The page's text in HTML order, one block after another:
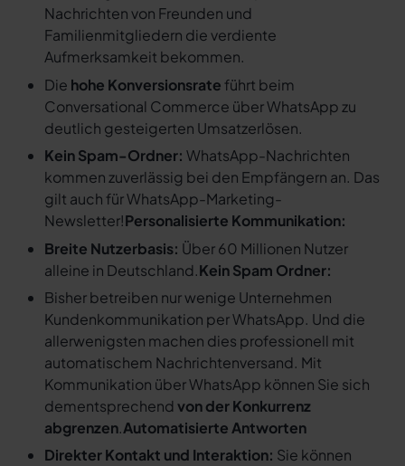
Nachrichten von Freunden und
Familienmitgliedern die verdiente
Aufmerksamkeit bekommen.
Die hohe Konversionsrate führt beim
Conversational Commerce über WhatsApp zu
deutlich gesteigerten Umsatzerlösen.
Kein Spam-Ordner: WhatsApp-Nachrichten
kommen zuverlässig bei den Empfängern an. Das
gilt auch für WhatsApp-Marketing-
Newsletter!Personalisierte Kommunikation:
Breite Nutzerbasis: Über 60 Millionen Nutzer
alleine in Deutschland.Kein Spam Ordner:
Bisher betreiben nur wenige Unternehmen
Kundenkommunikation per WhatsApp. Und die
allerwenigsten machen dies professionell mit
automatischem Nachrichtenversand. Mit
Kommunikation über WhatsApp können Sie sich
dementsprechendvon der Konkurrenz
abgrenzen.Automatisierte Antworten
Direkter Kontakt und Interaktion: Sie können